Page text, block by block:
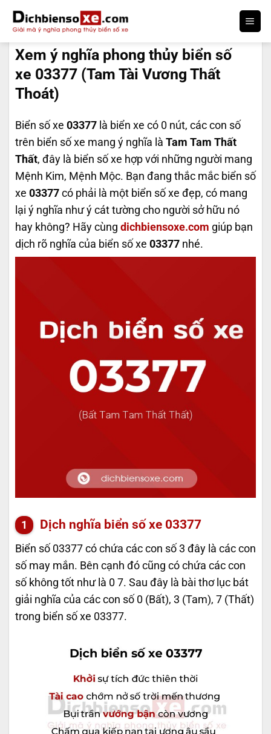
qua
nội
dungXem ý nghĩa phong thủy biển số
xe 03377 (Tam Tài Vương Thất
Thoát)
Biển số xe 03377 là biển xe có 0 nút, các con số
trên biển số xe mang ý nghĩa là Tam Tam Thất
Thất, đây là biển số xe hợp với những người mang
Mệnh Kim, Mệnh Mộc. Bạn đang thắc mắc biển số
xe 03377 có phải là một biển số xe đẹp, có mang
lại ý nghĩa như ý cát tường cho người sở hữu nó
hay không? Hãy cùng dichbiensoxe.com giúp bạn
dịch rõ nghĩa của biển số xe 03377 nhé.
Dịch nghĩa biển số xe 03377
Biển số 03377 có chứa các con số 3 đây là các con
số may mắn. Bên cạnh đó cũng có chứa các con
số không tốt như là 0 7. Sau đây là bài thơ lục bát
giải nghĩa của các con số 0 (Bất), 3 (Tam), 7 (Thất)
trong biển số xe 03377.